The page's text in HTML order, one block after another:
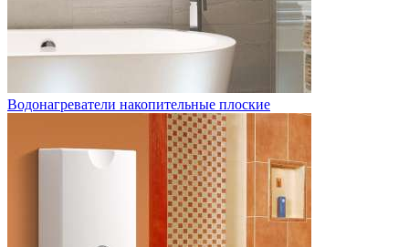
Водонагреватели накопительные плоские